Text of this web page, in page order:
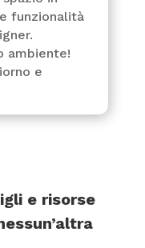
funzionalità
ambiente!
e
e risorse